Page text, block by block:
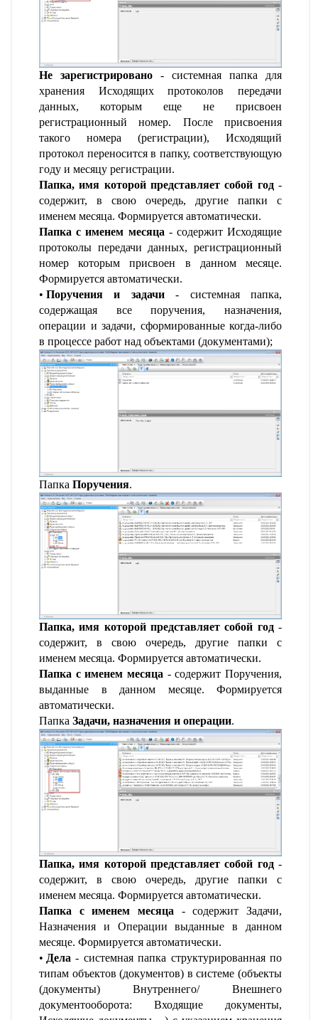
Не зарегистрировано - системная папка для
хранения Исходящих протоколов передачи
данных, которым еще не присвоен
регистрационный номер. После присвоения
такого номера (регистрации), Исходящий
протокол переносится в папку, соответствующую
году и месяцу регистрации.
Папка, имя которой представляет собой год-
содержит, в свою очередь, другие папки с
именем месяца. Формируется автоматически.
Папка с именем месяца - содержит Исходящие
протоколы передачи данных, регистрационный
номер которым присвоен в данном месяце.
Формируется автоматически.
Поручения и задачи- системная папка,
содержащая все поручения, назначения,
операции и задачи, сформированные когда-либо
в процессе работ над объектами (документами);
Папка Поручения.
Папка, имя которой представляет собой год-
содержит, в свою очередь, другие папки с
именем месяца. Формируется автоматически.
Папка с именем месяца - содержит Поручения,
выданные в данном месяце. Формируется
автоматически.
Папка Задачи, назначения и операции.
Папка, имя которой представляет собой год-
содержит, в свою очередь, другие папки с
именем месяца. Формируется автоматически.
Папка с именем месяца - содержит Задачи,
Назначения и Операции выданные в данном
месяце. Формируется автоматически.
Дела- системная папка структурированная по
типам объектов (документов) в системе (объекты
(документы) Внутреннего/ Внешнего
документооборота: Входящие документы,